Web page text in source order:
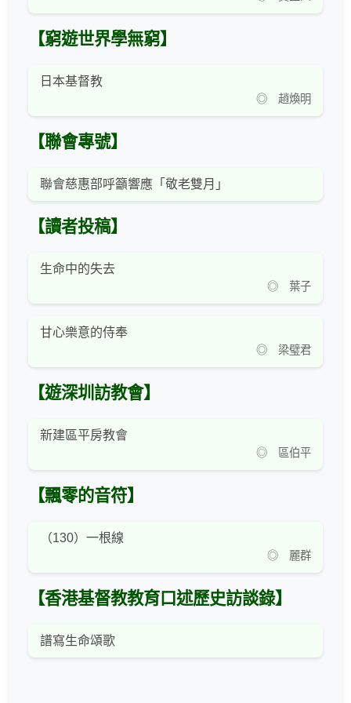
【窮遊世界學無窮】
日本基督教
◎ 趙煥明
【聯會專號】
聯會慈惠部呼籲響應「敬老雙月」
【讀者投稿】
生命中的失去
◎ 葉子
甘心樂意的侍奉
◎ 梁璧君
【遊深圳訪教會】
新建區平房教會
◎ 區伯平
【飄零的音符】
（130）一根線
◎ 麗群
【香港基督教教育口述歷史訪談錄】
譜寫生命頌歌